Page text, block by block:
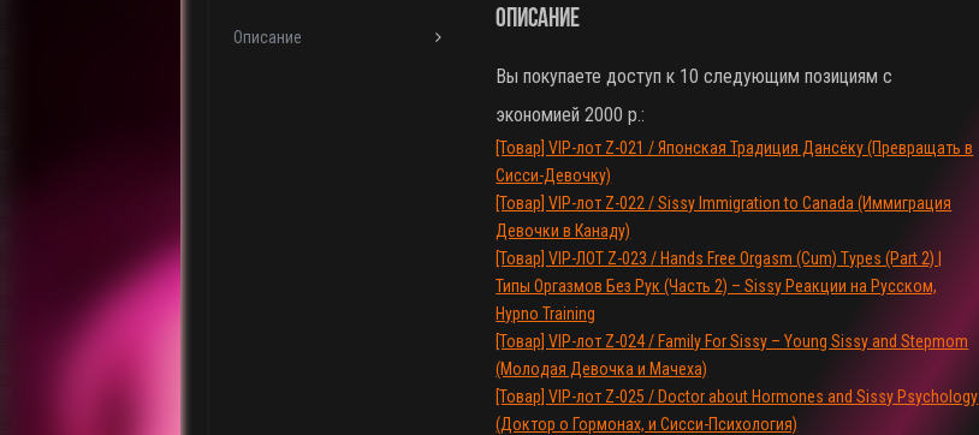
Описание
Описание
Вы покупаете доступ к 10 следующим позициям с
экономией 2000 р.:
[Товар] VIP-лот Z-021 / Японская Традиция Дансёку (Превращать в
Сисси-Девочку)
[Товар] VIP-лот Z-022 / Sissy Immigration to Canada (Иммиграция
Девочки в Канаду)
[Товар] VIP-ЛОТ Z-023 / Hands Free Orgasm (Cum) Types (Part 2) |
Типы Оргазмов Без Рук (Часть 2) – Sissy Реакции на Русском,
Hypno Training
[Товар] VIP-лот Z-024 / Family For Sissy – Young Sissy and Stepmom
(Молодая Девочка и Мачеха)
[Товар] VIP-лот Z-025 / Doctor about Hormones and Sissy Psychology
(Доктор о Гормонах, и Сисси-Психология)